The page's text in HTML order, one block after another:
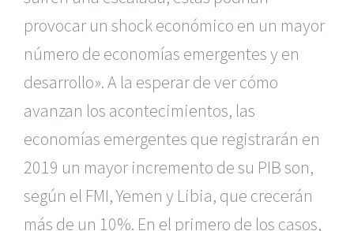
provocar un shock económico en un mayor
número de economías emergentes y en
desarrollo». A la esperar de ver cómo
avanzan los acontecimientos, las
economías emergentes que registrarán en
2019 un mayor incremento de su PIB son,
según el FMI, Yemen y Libia, que crecerán
más de un 10%. En el primero de los casos,